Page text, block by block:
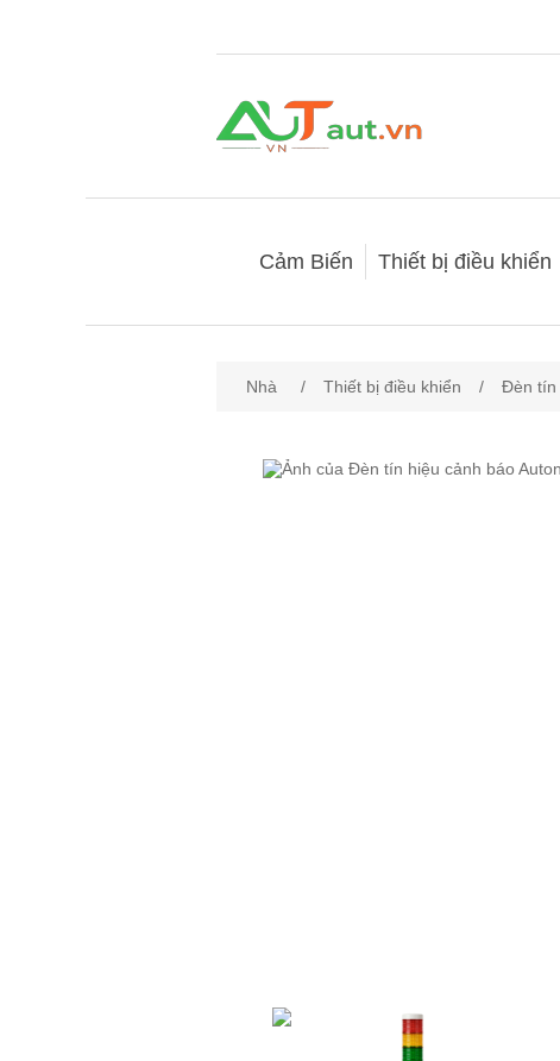
Cảm Biến Thiết bị điều khiển
Nhà / Thiết bị điều khiển / Đèn tín